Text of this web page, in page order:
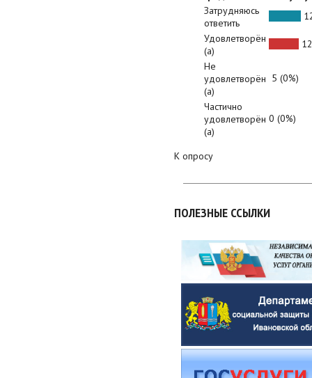
Затрудняюсь
ответить
Удовлетворён
(а)
Не
удовлетворён
(а)
5 (0%)
Частично
удовлетворён
(а)
0 (0%)
К опросу
ПОЛЕЗНЫЕ ССЫЛКИ